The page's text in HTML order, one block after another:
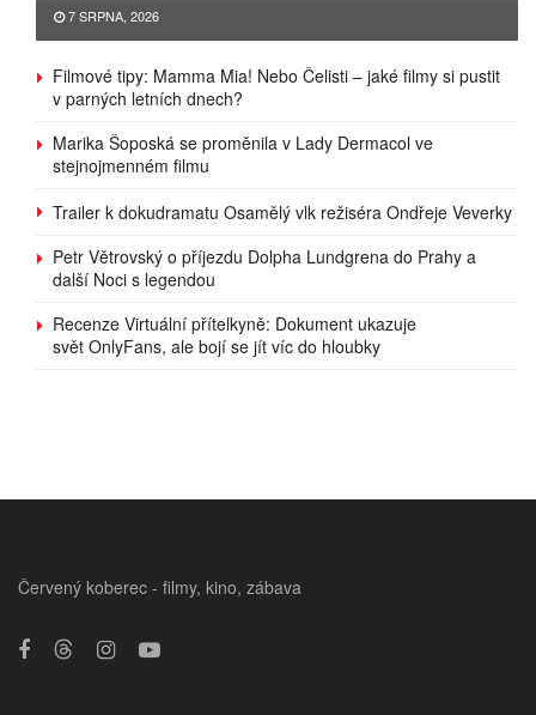
7 SRPNA, 2026
Filmové tipy: Mamma Mia! Nebo Čelisti – jaké filmy si pustit
v parných letních dnech?
Marika Šoposká se proměnila v Lady Dermacol ve
stejnojmenném filmu
Trailer k dokudramatu Osamělý vlk režiséra Ondřeje Veverky
Petr Větrovský o příjezdu Dolpha Lundgrena do Prahy a
další Noci s legendou
Recenze Virtuální přítelkyně: Dokument ukazuje
svět OnlyFans, ale bojí se jít víc do hloubky
Červený koberec - filmy, kino, zábava